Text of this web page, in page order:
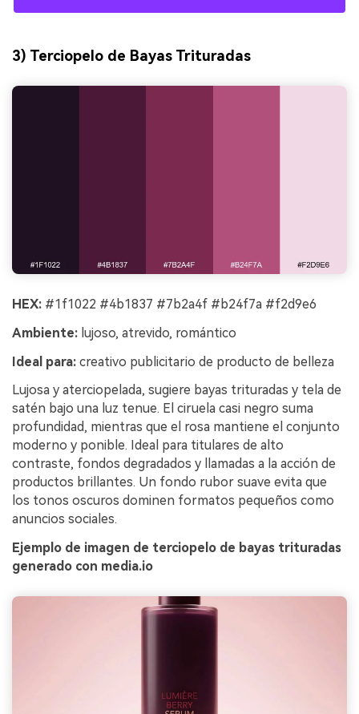
3) Terciopelo de Bayas Trituradas
HEX: #1f1022 #4b1837 #7b2a4f #b24f7a #f2d9e6
Ambiente: lujoso, atrevido, romántico
Ideal para: creativo publicitario de producto de belleza
Lujosa y aterciopelada, sugiere bayas trituradas y tela de
satén bajo una luz tenue. El ciruela casi negro suma
profundidad, mientras que el rosa mantiene el conjunto
moderno y ponible. Ideal para titulares de alto
contraste, fondos degradados y llamadas a la acción de
productos brillantes. Un fondo rubor suave evita que
los tonos oscuros dominen formatos pequeños como
anuncios sociales.
Ejemplo de imagen de terciopelo de bayas trituradas
generado con media.io